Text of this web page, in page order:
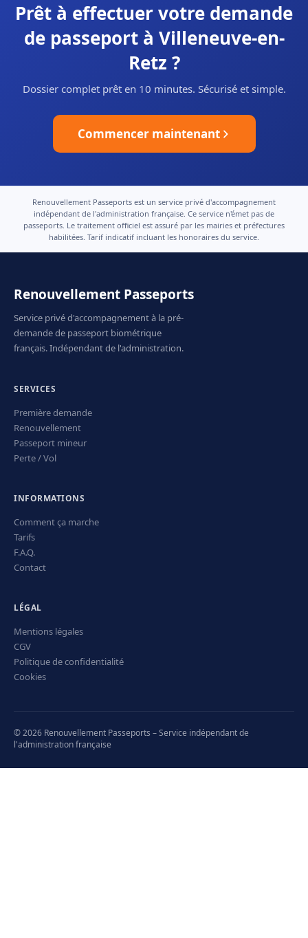
Prêt à effectuer votre demande
de passeport à Villeneuve-en-
Retz ?
Dossier complet prêt en 10 minutes. Sécurisé et simple.
Commencer maintenant
Renouvellement Passeports est un service privé d'accompagnement
indépendant de l'administration française. Ce service n'émet pas de
passeports. Le traitement officiel est assuré par les mairies et préfectures
habilitées. Tarif indicatif incluant les honoraires du service.
Renouvellement Passeports
Service privé d'accompagnement à la pré-
demande de passeport biométrique
français. Indépendant de l'administration.
SERVICES
Première demande
Renouvellement
Passeport mineur
Perte / Vol
INFORMATIONS
Comment ça marche
Tarifs
F.A.Q.
Contact
LÉGAL
Mentions légales
CGV
Politique de confidentialité
Cookies
© 2026 Renouvellement Passeports – Service indépendant de
l'administration française